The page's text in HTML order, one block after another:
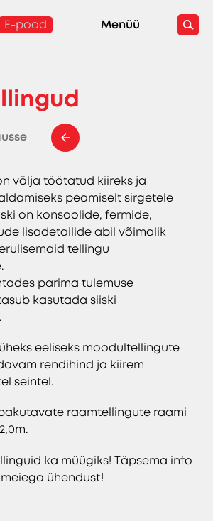
E-pood Menüü
välja töötatud kiireks ja
peamiselt sirgetele
on konsoolide, fermide,
lisadetailide abil võimalik
tellingu
parima tulemuse
kasutada siiski
eeliseks moodultellingute
rendihind ja kiirem
seintel.
raamtellingute raami
ka müügiks! Täpsema info
ühendust!